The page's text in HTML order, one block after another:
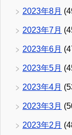
2023年8月
2023年7月
2023年6月
2023年5月
2023年4月
2023年3月
2023年2月